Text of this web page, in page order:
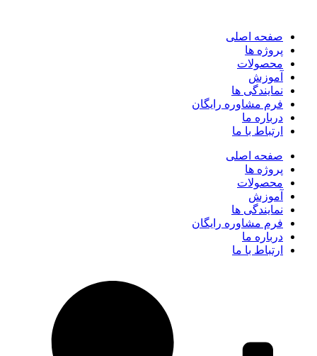
صفحه اصلی
پروژه ها
محصولات
آموزش
نمایندگی ها
فرم مشاوره رایگان
درباره ما
ارتباط با ما
صفحه اصلی
پروژه ها
محصولات
آموزش
نمایندگی ها
فرم مشاوره رایگان
درباره ما
ارتباط با ما